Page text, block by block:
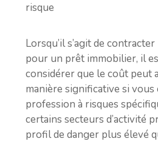
risque
Lorsqu’il s’agit de
pour un prêt immobilier, il
considérer que le coût peut
manière significative si vous
profession à risques
certains secteurs d’activité
profil de danger plus élevé